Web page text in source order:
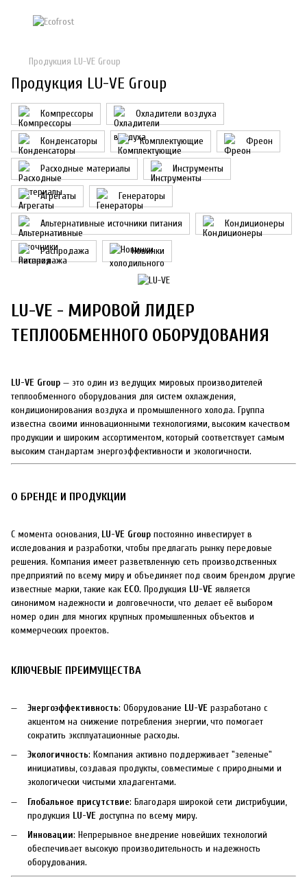
Продукция LU-VE Group
Продукция LU-VE Group
Компрессоры Охладители воздуха
Конденсаторы Комплектующие Фреон
Расходные материалы Инструменты
Агрегаты Генераторы
Альтернативные источники питания Кондиционеры
Распродажа Новинки
LU-VE - МИРОВОЙ ЛИДЕР
ТЕПЛООБМЕННОГО ОБОРУДОВАНИЯ
LU-VE Group — это один из ведущих мировых производителей
теплообменного оборудования для систем охлаждения,
кондиционирования воздуха и промышленного холода. Группа
известна своими инновационными технологиями, высоким качеством
продукции и широким ассортиментом, который соответствует самым
высоким стандартам энергоэффективности и экологичности.
О БРЕНДЕ И ПРОДУКЦИИ
С момента основания, LU-VE Group постоянно инвестирует в
исследования и разработки, чтобы предлагать рынку передовые
решения. Компания имеет разветвленную сеть производственных
предприятий по всему миру и объединяет под своим брендом другие
известные марки, такие как ECO. Продукция LU-VE является
синонимом надежности и долговечности, что делает её выбором
номер один для многих крупных промышленных объектов и
коммерческих проектов.
КЛЮЧЕВЫЕ ПРЕИМУЩЕСТВА
Энергоэффективность: Оборудование LU-VE разработано с
акцентом на снижение потребления энергии, что помогает
сократить эксплуатационные расходы.
Экологичность: Компания активно поддерживает "зеленые"
инициативы, создавая продукты, совместимые с природными и
экологически чистыми хладагентами.
Глобальное присутствие: Благодаря широкой сети дистрибуции,
продукция LU-VE доступна по всему миру.
Инновации: Непрерывное внедрение новейших технологий
обеспечивает высокую производительность и надежность
оборудования.